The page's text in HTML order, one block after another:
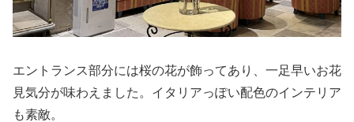
エントランス部分には桜の花が飾ってあり、一足早いお花
見気分が味わえました。イタリアっぽい配色のインテリア
も素敵。